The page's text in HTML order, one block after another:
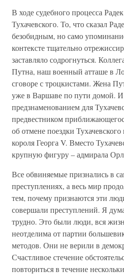
В ходе судебного процесса
Тухачевского. То, что сказал
безобидным, но само
контексте тщательно
заставляло содрогнуться.
Путна, наш военный атташе в
сговоре с троцкистами. Жена
уже в Варшаве по пути домой.
предзнаменованием для
предвестником
об отмене поездки
короля Георга V. Вместо
крупную фигуру – адмирала
Все обвиняемые признались в
преступлениях, а весь мир
тем, почему признаются эти
совершали преступлений. Я
трудно. Это были люди, вся
неотделима от партии
методов. Они не верили в
Счастливое стечение
повториться в течение